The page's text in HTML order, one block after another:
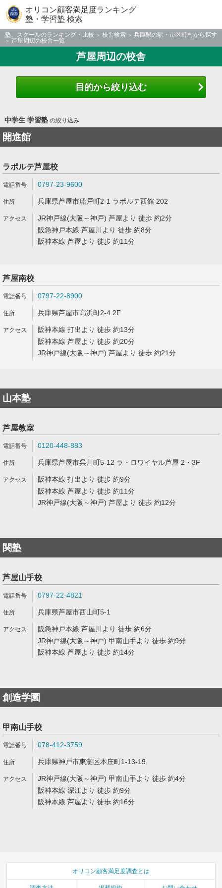
オリコン顧客満足度ランキング
塾・学習塾 検索
塾、スクールのランキング・比較 校舎検索
兵庫県の駅・市区町村から探す
芦屋周辺の校舎一覧
芦屋周辺の校舎
目的から絞り込む
中学生 学習塾の絞り込み
開進館
ラポルテ芦屋校
0797-23-9600
兵庫県芦屋市船戸町2-1 ラポルテ西館 202
JR神戸線(大阪～神戸) 芦屋より 徒歩 約2分
阪急神戸本線 芦屋川より 徒歩 約8分
阪神本線 芦屋より 徒歩 約11分
芦屋南校
0797-22-8900
兵庫県芦屋市高浜町2-4 2F
阪神本線 打出より 徒歩 約13分
阪神本線 芦屋より 徒歩 約20分
JR神戸線(大阪～神戸) 芦屋より 徒歩 約21分
山本塾
芦屋教室
0120-448-883
兵庫県芦屋市呉川町5-12 ラ・ロワイヤル芦屋 2・3F
阪神本線 打出より 徒歩 約9分
阪神本線 芦屋より 徒歩 約11分
JR神戸線(大阪～神戸) 芦屋より 徒歩 約12分
関塾
芦屋山手校
0797-22-4821
兵庫県芦屋市西山町5-1
阪急神戸本線 芦屋川より 徒歩 約6分
JR神戸線(大阪～神戸) 甲南山手より 徒歩 約9分
阪神本線 芦屋より 徒歩 約14分
創造学園
甲南山手校
078-412-3759
兵庫県神戸市東灘区本庄町1-13-19
JR神戸線(大阪～神戸) 甲南山手より 徒歩 約4分
阪神本線 深江より 徒歩 約9分
阪神本線 芦屋より 徒歩 約16分
オリコン顧客満足度調査とは